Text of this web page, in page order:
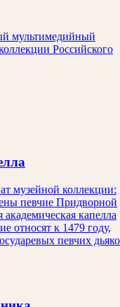
мультимедийный
Российского
музейной коллекции:
певчие Придворной
капелла
относят к 1479 году,
певчих